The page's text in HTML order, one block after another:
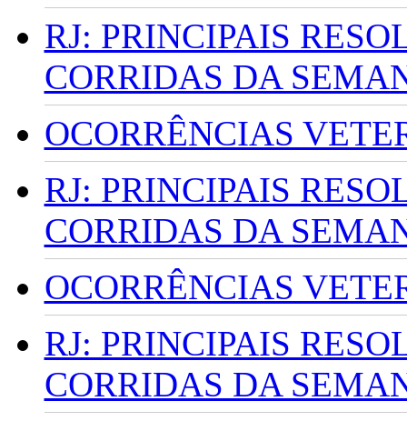
RJ: PRINCIPAIS
CORRIDAS DA
OCORRÊNCIAS
RJ: PRINCIPAIS
CORRIDAS DA
OCORRÊNCIAS
RJ: PRINCIPAIS
CORRIDAS DA